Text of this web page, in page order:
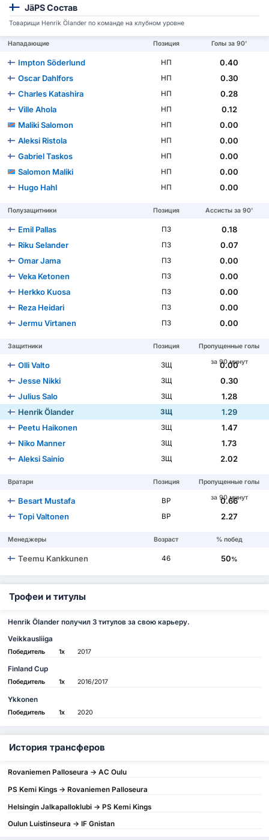
JäPS Состав
Товарищи Henrik Ölander по команде на клубном уровне
Нападающие Позиция Голы за 90'
Impton Söderlund НП
0.40
Oscar Dahlfors
НП
0.30
Charles Katashira
НП
0.28
Ville Ahola
НП
0.12
Maliki Salomon
НП
0.00
Aleksi Ristola
НП
0.00
Gabriel Taskos
НП
0.00
Salomon Maliki
НП
0.00
Hugo Hahl
НП 0.00
Полузащитники Позиция Ассисты за 90'
Emil Pallas ПЗ
0.18
Riku Selander
ПЗ
0.07
Omar Jama
ПЗ
0.00
Veka Ketonen
ПЗ
0.00
Herkko Kuosa
ПЗ
0.00
Reza Heidari
ПЗ
0.00
Jermu Virtanen
ПЗ 0.00
Защитники Позиция
Пропущенные голы
за 90 минут
Olli Valto ЗЩ
0.00
Jesse Nikki
ЗЩ
0.30
Julius Salo
ЗЩ
1.28
Henrik Ölander
ЗЩ
1.29
Peetu Haikonen
ЗЩ
1.47
Niko Manner
ЗЩ
1.73
Aleksi Sainio
ЗЩ 2.02
Вратари Позиция
Пропущенные голы
за 90 минут
Besart Mustafa ВР
0.66
Topi Valtonen
ВР 2.27
Менеджеры Возраст % побед
Teemu Kankkunen 46 50%
Трофеи и титулы
Henrik Ölander получил 3 титулов за свою карьеру.
Veikkausliiga
Победитель 1x 2017
Finland Cup
Победитель 1x 2016/2017
Ykkonen
Победитель 1x 2020
История трансферов
Rovaniemen Palloseura -> AC Oulu
PS Kemi Kings -> Rovaniemen Palloseura
Helsingin Jalkapalloklubi -> PS Kemi Kings
Oulun Luistinseura -> IF Gnistan